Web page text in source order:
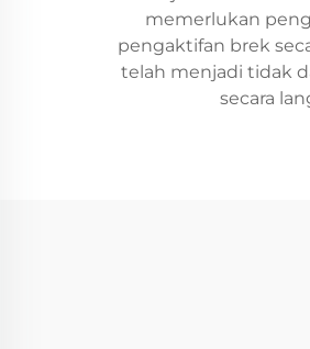
memerlukan
pengaktifan brek
telah menjadi tidak
secara